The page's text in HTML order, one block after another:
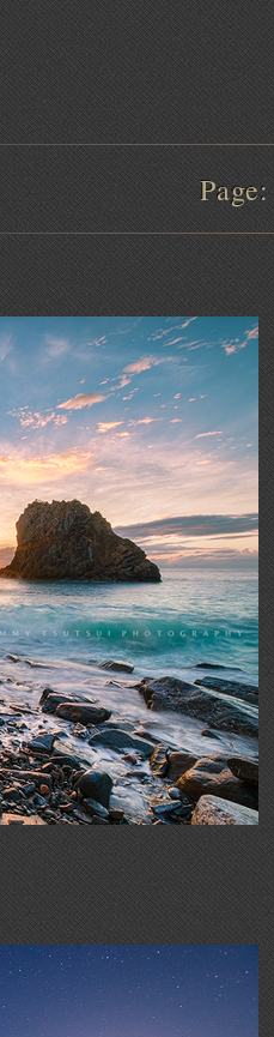
｜Tommy Tsutsui
Page: